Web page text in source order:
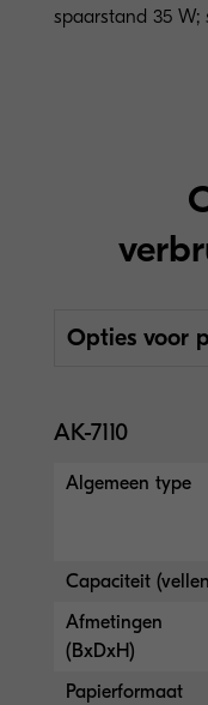
spaarstand 35 W;
Opties voor
AK-7110
Algemeen type
Capaciteit
Afmetingen
(BxDxH)
Papierformaat